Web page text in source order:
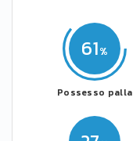
61
Possesso palla